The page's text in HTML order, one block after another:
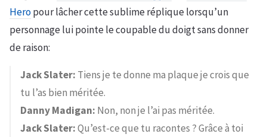
Heropour lâcher cette sublime réplique lorsqu’un
personnage lui pointe le coupable du doigt sans donner
de raison:
Jack Slater: Tiens je te donne ma plaque je crois que
tu l’as bien méritée.
Danny Madigan: Non, non je l’ai pas méritée.
Jack Slater:Qu’est-ce que tu racontes ? Grâce à toi